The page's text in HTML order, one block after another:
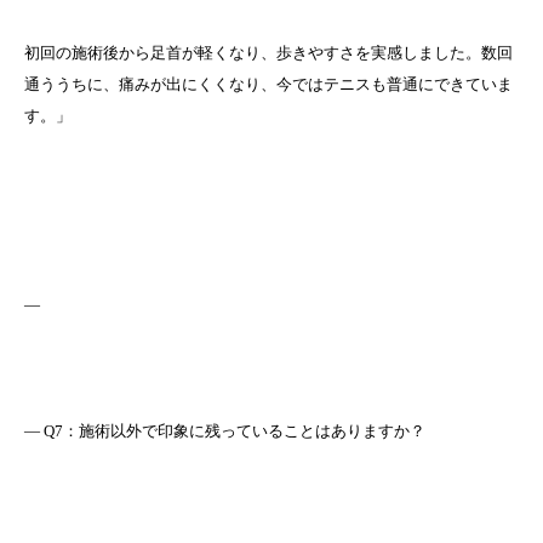
初回の施術後から足首が軽くなり、歩きやすさを実感しました。数回
通ううちに、痛みが出にくくなり、今ではテニスも普通にできていま
す。」
—
― Q7：施術以外で印象に残っていることはありますか？